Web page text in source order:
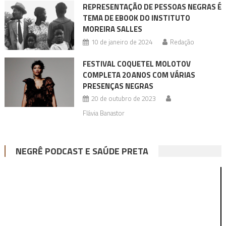
REPRESENTAÇÃO DE PESSOAS NEGRAS É
TEMA DE EBOOK DO INSTITUTO
MOREIRA SALLES
10 de janeiro de 2024 Redação
FESTIVAL COQUETEL MOLOTOV
COMPLETA 20 ANOS COM VÁRIAS
PRESENÇAS NEGRAS
20 de outubro de 2023
Flávia Banastor
NEGRÊ PODCAST E SAÚDE PRETA